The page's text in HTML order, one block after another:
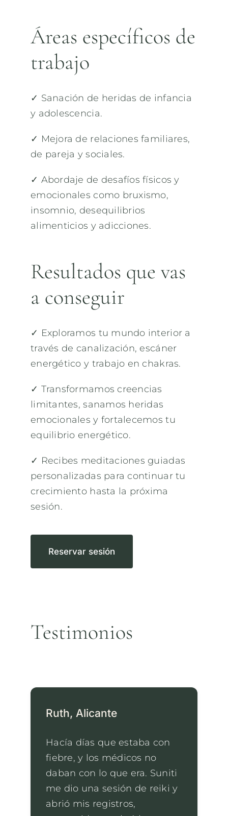
Áreas específicos de
trabajo
✓ Sanación de heridas de infancia
y adolescencia.
✓ Mejora de relaciones familiares,
de pareja y sociales.
✓ Abordaje de desafíos físicos y
emocionales como bruxismo,
insomnio, desequilibrios
alimenticios y adicciones.
Resultados que vas
a conseguir
✓ Exploramos tu mundo interior a
través de canalización, escáner
energético y trabajo en chakras.
✓ Transformamos creencias
limitantes, sanamos heridas
emocionales y fortalecemos tu
equilibrio energético.
✓ Recibes meditaciones guiadas
personalizadas para continuar tu
crecimiento hasta la próxima
sesión.
Reservar sesión
Testimonios
Ruth, Alicante
Hacía días que estaba con
fiebre, y los médicos no
daban con lo que era. Suniti
me dio una sesión de reiki y
abrió mis registros,